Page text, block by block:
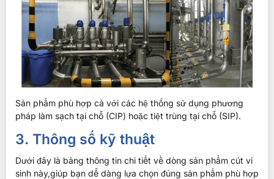
Sản phẩm phù hợp cả với các hệ thống sử dụng phương
pháp làm sạch tại chỗ (CIP) hoặc tiệt trùng tại chỗ (SIP).
3. Thông số kỹ thuật
Dưới đây là bảng thông tin chi tiết về dòng sản phẩm cút vi
sinh này,giúp bạn dễ dàng lựa chọn đúng sản phẩm phù hợp